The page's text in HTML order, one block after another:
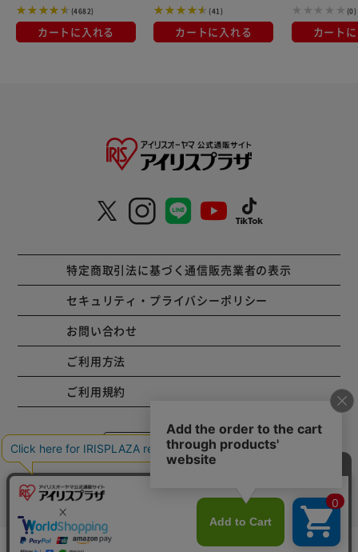
(4682)
カートに入れる
(41)
カートに入れる
(0)
カート
特定商取引法に基づく通信販売業者の表示
セキュリティ・プライバシーポリシー
お問い合わせ
ご利用方法
ご利用規約
コーポレートサイト
Copyright © 2001 IRISPLAZA. ALL Rights Reserved.